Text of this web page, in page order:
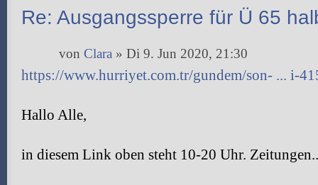
Re: Ausgangssperre für Ü 65
von Clara » Di 9. Jun 2020, 21:30
https://www.hurriyet.com.tr/gundem/son- ... i-
Hallo Alle,
in diesem Link oben steht 10-20 Uhr.